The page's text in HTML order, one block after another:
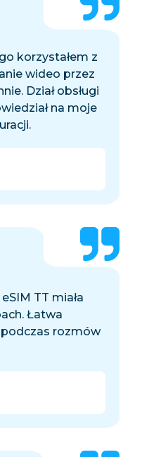
korzystałem z
wideo przez
Dział obsługi
na moje
TT miała
Łatwa
podczas rozmów